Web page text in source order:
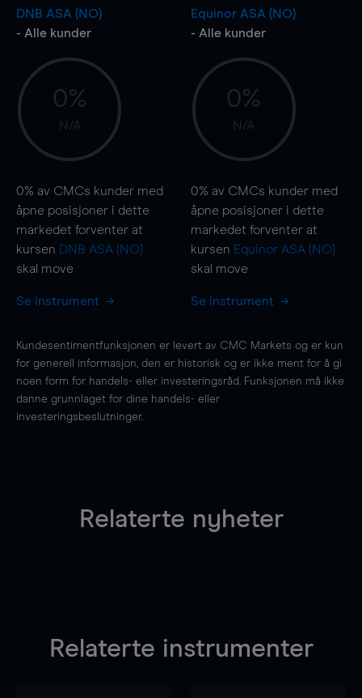
DNB ASA (NO)
- Alle kunder
0%
N/A
0% av CMCs kunder med
åpne posisjoner i dette
markedet forventer at
kursen DNB ASA (NO)
skal move
Se instrument
Equinor ASA (NO)
- Alle kunder
0%
N/A
0% av CMCs kunder med
åpne posisjoner i dette
markedet forventer at
kursen Equinor ASA (NO)
skal move
Se instrument
Kundesentimentfunksjonen er levert av CMC Markets og er kun
for generell informasjon, den er historisk og er ikke ment for å gi
noen form for handels- eller investeringsråd. Funksjonen må ikke
danne grunnlaget for dine handels- eller
investeringsbeslutninger.
Relaterte nyheter
Relaterte instrumenter